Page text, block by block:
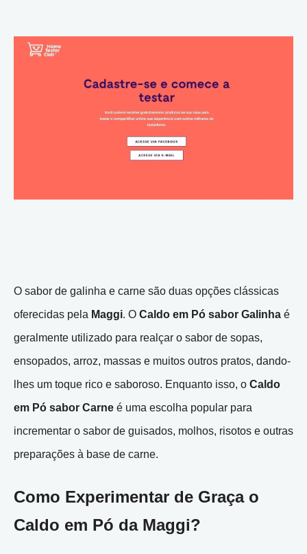
O sabor de galinha e carne são duas opções clássicas
oferecidas pela Maggi. O Caldo em Pó sabor Galinha é
geralmente utilizado para realçar o sabor de sopas,
ensopados, arroz, massas e muitos outros pratos, dando-
lhes um toque rico e saboroso. Enquanto isso, o Caldo
em Pó sabor Carne é uma escolha popular para
incrementar o sabor de guisados, molhos, risotos e outras
preparações à base de carne.
Como Experimentar de Graça o
Caldo em Pó da Maggi?